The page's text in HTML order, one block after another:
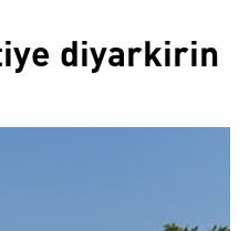
diyarkirin